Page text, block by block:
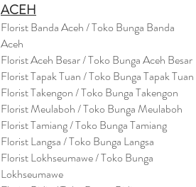
ACEH
Florist Banda Aceh / Toko Bunga Banda
Aceh
Florist Aceh Besar / Toko Bunga Aceh Besar
Florist Tapak Tuan / Toko Bunga Tapak Tuan
Florist Takengon / Toko Bunga Takengon
Florist Meulaboh / Toko Bunga Meulaboh
Florist Tamiang / Toko Bunga Tamiang
Florist Langsa / Toko Bunga Langsa
Florist Lokhseumawe / Toko Bunga
Lokhseumawe